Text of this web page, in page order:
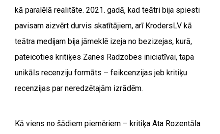
kā paralēlā realitāte. 2021. gadā, kad teātri bija spiesti
pavisam aizvērt durvis skatītājiem, arī KrodersLV kā
teātra medijam bija jāmeklē izeja no bezizejas, kurā,
pateicoties kritiķes Zanes Radzobes iniciatīvai, tapa
unikāls recenziju formāts – feikcenzijas jeb kritiķu
recenzijas par neredzētajām izrādēm.
Kā viens no šādiem piemēriem – kritiķa Ata Rozentāla